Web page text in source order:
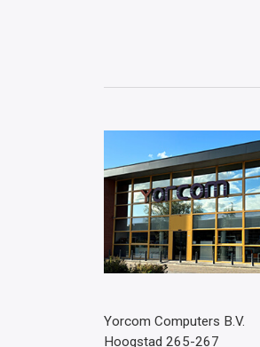
Yorcom Computers B.V.
Hoogstad 265-267